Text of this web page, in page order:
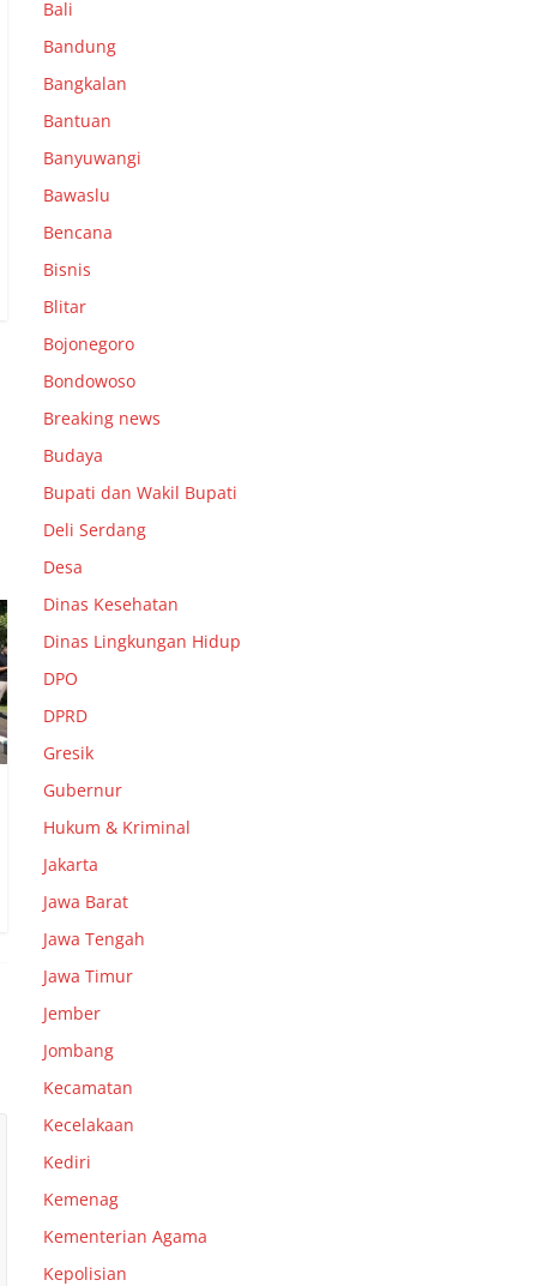
Bali
Bandung
Bangkalan
Bantuan
Banyuwangi
Bawaslu
Bencana
Bisnis
Blitar
Bojonegoro
Bondowoso
Breaking news
Budaya
Bupati dan Wakil Bupati
Deli Serdang
Desa
Dinas Kesehatan
Dinas Lingkungan Hidup
DPO
DPRD
Gresik
Gubernur
Hukum & Kriminal
Jakarta
Jawa Barat
Jawa Tengah
Jawa Timur
Jember
Jombang
Kecamatan
Kecelakaan
Kediri
Kemenag
Kementerian Agama
Kepolisian